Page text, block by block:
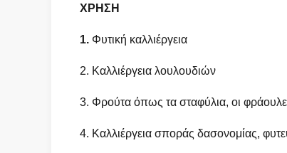
ΧΡΗΣΗ
1. Φυτική καλλιέργεια
2. Καλλιέργεια λουλουδιών
3. Φρούτα όπως τα σταφύλια, οι
4. Καλλιέργεια σποράς δασονομίας,